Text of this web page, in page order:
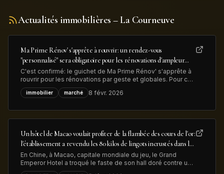
Actualités immobilières – La Courneuve
Ma Prime Rénov' s'apprête à rouvrir: un rendez-vous
"personnalisé" sera obligatoire pour les rénovations d'ampleur
afin de lutter contre la fraude
C'est confirmé: le guichet de Ma Prime Rénov' s'apprête à
rouvrir pour les rénovations par geste et globales. Pour ces
dernières, "un rendez-vous personnalisé avec un
conseiller France Rénov' sera désormais obligatoire" avant
gouvernement, dans
immobilier marché 8 févr. 2026
Un hôtel de Macao voulait profiter de la flambée des cours de l'or:
l'établissement a revendu les 80 kilos de lingots incrustés dans le
sol de son hall d'entrée pour près de 13 millions de dollars
En Chine, à Macao, capitale mondiale du jeu, le Grand
Emperor Hotel a troqué le faste de son hall doré contre une
confortable plus-value. Les lingots d’or qui ornaient